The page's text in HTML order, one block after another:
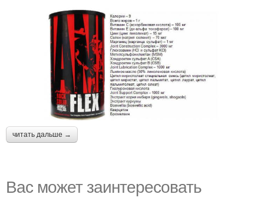
читать дальше →
Вас может заинтересовать